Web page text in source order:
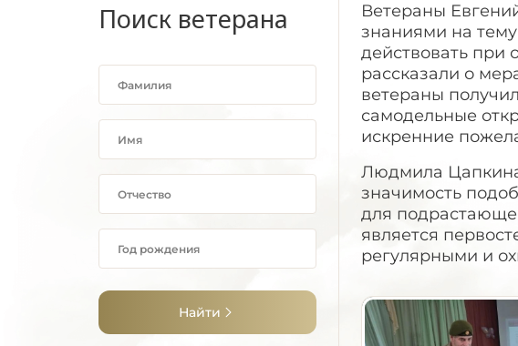
Поиск ветерана
Найти
Ветераны
знаниями на
действовать при
рассказали о
ветераны
самодельные
искренние
Людмила
значимость
для
является
регулярными и